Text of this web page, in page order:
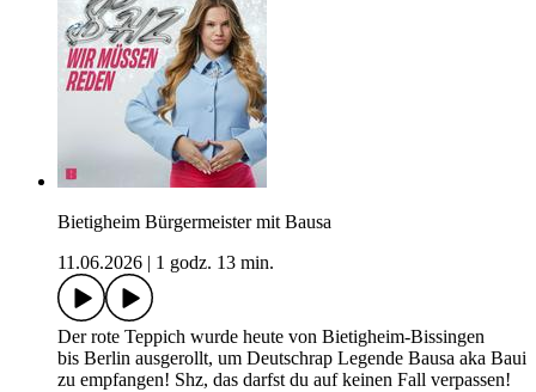
Bietigheim Bürgermeister mit Bausa
11.06.2026
1 godz. 13 min.
Der rote Teppich wurde heute von Bietigheim-Bissingen
bis Berlin ausgerollt, um Deutschrap Legende Bausa aka Baui
zu empfangen! Shz, das darfst du auf keinen Fall verpassen!